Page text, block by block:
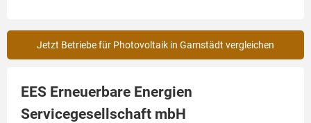
Jetzt Betriebe für Photovoltaik in Gamstädt vergleichen
EES Erneuerbare Energien
Servicegesellschaft mbH